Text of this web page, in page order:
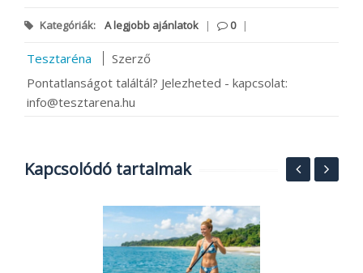
Kategóriák: A legjobb ajánlatok | 0 |
Tesztaréna
Szerző
Pontatlanságot találtál? Jelezheted - kapcsolat:
info@tesztarena.hu
Kapcsolódó tartalmak